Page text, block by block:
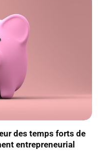
des temps forts de
entrepreneurial